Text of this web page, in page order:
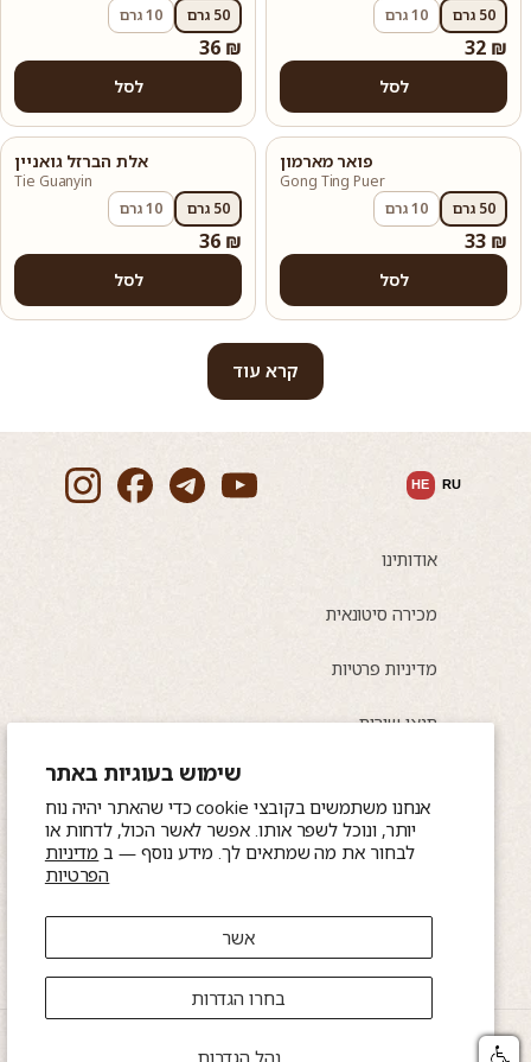
שימוש בעוגיות באתר
אנחנו משתמשים בקובצי cookie כדי שהאתר יהיה נוח
יותר, ונוכל לשפר אותו. אפשר לאשר הכול, לדחות או
לבחור את מה שמתאים לך. מידע נוסף — במדיניות
הפרטיות
נהל הגדרות
אשר
בחרו הגדרות
50 גרם
10 גרם
36 ₪
לסל
50 גרם
10 גרם
32 ₪
לסל
אלת הברזל גואניין
Tie Guanyin
50 גרם
10 גרם
36 ₪
לסל
פואר מארמון
Gong Ting Puer
50 גרם
10 גרם
33 ₪
לסל
קרא עוד
אודותינו
מכירה סיטונאית
מדיניות פרטיות
תנאי שירות
ישראל, נשר, התעשייה 8
RU
HE
Amitea